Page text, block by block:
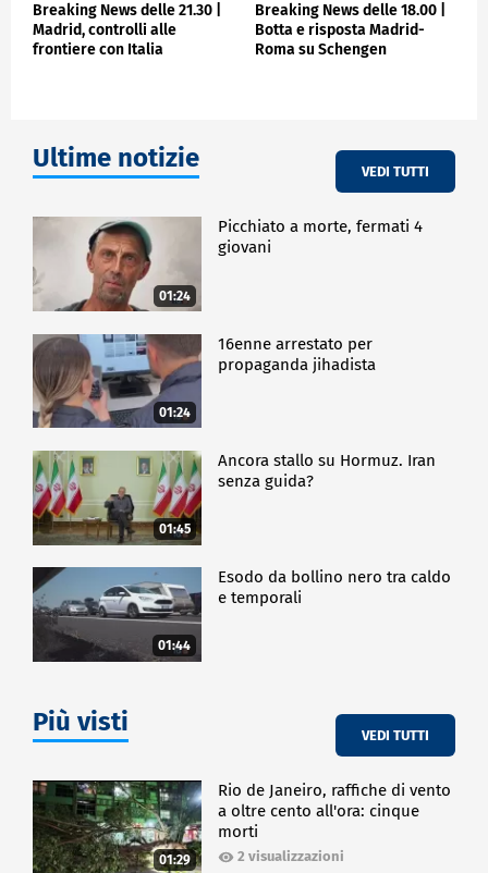
Breaking News delle 21.30 |
Madrid, controlli alle
frontiere con Italia
Breaking News delle 18.00 |
Botta e risposta Madrid-
Roma su Schengen
Ultime notizie VEDI TUTTI
01:24
Picchiato a morte, fermati 4
giovani
01:24
16enne arrestato per
propaganda jihadista
01:45
Ancora stallo su Hormuz. Iran
senza guida?
01:44
Esodo da bollino nero tra caldo
e temporali
Più visti VEDI TUTTI
01:29
Rio de Janeiro, raffiche di vento
a oltre cento all'ora: cinque
morti
2 visualizzazioni